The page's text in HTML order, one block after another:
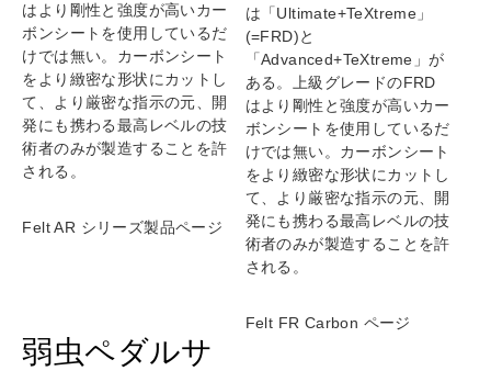
はより剛性と強度が高いカー
ボンシートを使用しているだ
けでは無い。カーボンシート
をより緻密な形状にカットし
て、より厳密な指示の元、開
発にも携わる最高レベルの技
術者のみが製造することを許
される。
Felt AR シリーズ製品ページ
弱虫ペダルサ
は「Ultimate+TeXtreme」
(=FRD)と
「Advanced+TeXtreme」が
ある。上級グレードのFRD
はより剛性と強度が高いカー
ボンシートを使用しているだ
けでは無い。カーボンシート
をより緻密な形状にカットし
て、より厳密な指示の元、開
発にも携わる最高レベルの技
術者のみが製造することを許
される。
Felt FR Carbon ページ